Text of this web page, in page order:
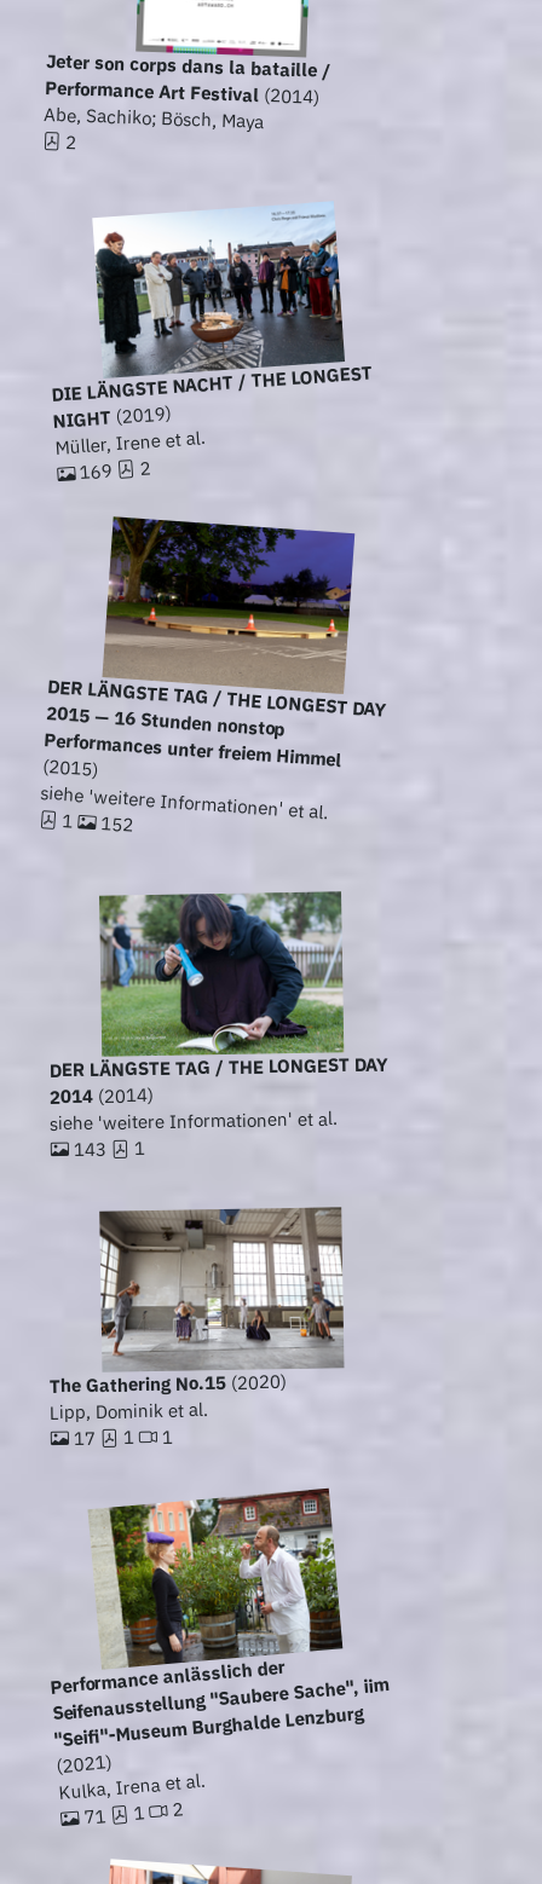
Jeter son corps dans la bataille /
Performance Art Festival(2014)
Abe, Sachiko; Bösch, Maya
2
DIE LÄNGSTE NACHT / THE LONGEST
NIGHT (2019)
Müller, Irene et al.
169 2
DER LÄNGSTE TAG / THE LONGEST DAY
2015 — 16 Stunden nonstop
Performances unter freiem Himmel
(2015)
siehe 'weitere Informationen' et al.
1 152
DER LÄNGSTE TAG / THE LONGEST DAY
2014(2014)
siehe 'weitere Informationen' et al.
143 1
The Gathering No.15(2020)
Lipp, Dominik et al.
17 1 1
Performance anlässlich der
Seifenausstellung "Saubere Sache", iim
"Seifi"-Museum Burghalde Lenzburg
(2021)
Kulka, Irena et al.
71 1 2